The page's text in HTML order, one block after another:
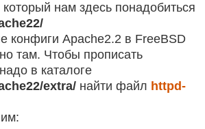
который нам здесь понадобиться
конфиги Apache2.2 в FreeBSD
там. Чтобы прописать
в каталоге
extra/ найти файл httpd-